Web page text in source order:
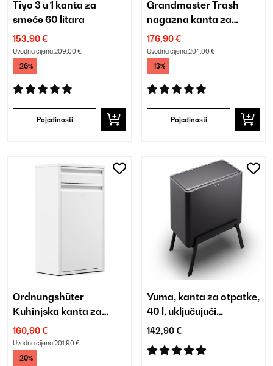
Tiyo 3 u 1 kanta za
smeće 60 litara
153,90 €
Uvodna cijena:209,00 €
-26%
Pojedinosti
Grandmaster Trash
nagazna kanta za
smeće
176,90 €
Uvodna cijena:204,00 €
-13%
Pojedinosti
Ordnungshüter
Kuhinjska kanta za
smeće 50 L s ladicom
160,90 €
Uvodna cijena:201,90 €
-20%
Yuma, kanta za otpatke,
40 l, uključujući
komposter
142,90 €